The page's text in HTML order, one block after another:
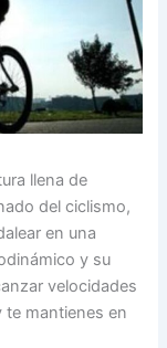
llena de
del ciclismo,
en una
y su
velocidades
te mantienes en